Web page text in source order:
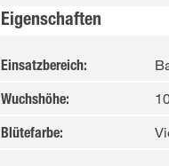
Eigenschaften
Einsatzbereich:
Wuchshöhe:
Blütefarbe: